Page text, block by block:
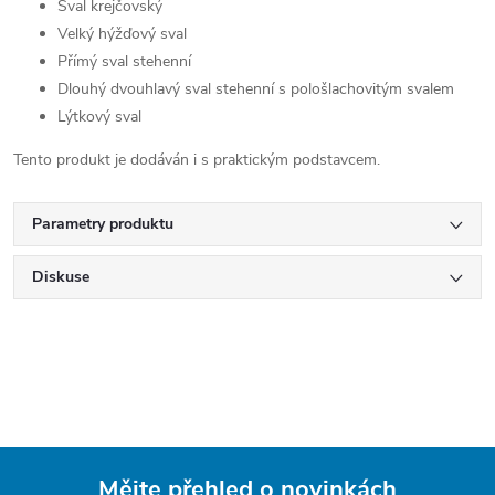
Sval krejčovský
Velký hýžďový sval
Přímý sval stehenní
Dlouhý dvouhlavý sval stehenní s pološlachovitým svalem
Lýtkový sval
Tento produkt je dodáván i s praktickým podstavcem.
Parametry produktu
Diskuse